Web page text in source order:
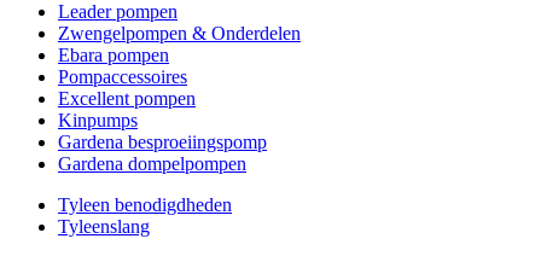
Leader pompen
Zwengelpompen & Onderdelen
Ebara pompen
Pompaccessoires
Excellent pompen
Kinpumps
Gardena besproeiingspomp
Gardena dompelpompen
Tyleen benodigdheden
Tyleenslang